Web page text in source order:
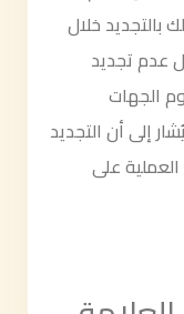
بالتجديد خلال
عدم تجديد
الجهات
إلى أن التجديد
على